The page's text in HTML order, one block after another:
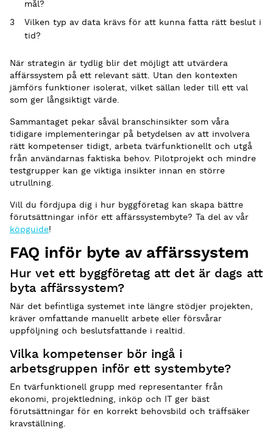
mål?
Vilken typ av data krävs för att kunna fatta rätt beslut i
tid?
När strategin är tydlig blir det möjligt att utvärdera
affärssystem på ett relevant sätt. Utan den kontexten
jämförs funktioner isolerat, vilket sällan leder till ett val
som ger långsiktigt värde.
Sammantaget pekar såväl branschinsikter som våra
tidigare implementeringar på betydelsen av att involvera
rätt kompetenser tidigt, arbeta tvärfunktionellt och utgå
från användarnas faktiska behov. Pilotprojekt och mindre
testgrupper kan ge viktiga insikter innan en större
utrullning.
Vill du fördjupa dig i hur byggföretag kan skapa bättre
förutsättningar inför ett affärssystembyte? Ta del av vår
köpguide!
FAQ inför byte av affärssystem
Hur vet ett byggföretag att det är dags att
byta affärssystem?
När det befintliga systemet inte längre stödjer projekten,
kräver omfattande manuellt arbete eller försvårar
uppföljning och beslutsfattande i realtid.
Vilka kompetenser bör ingå i
arbetsgruppen inför ett systembyte?
En tvärfunktionell grupp med representanter från
ekonomi, projektledning, inköp och IT ger bäst
förutsättningar för en korrekt behovsbild och träffsäker
kravställning.